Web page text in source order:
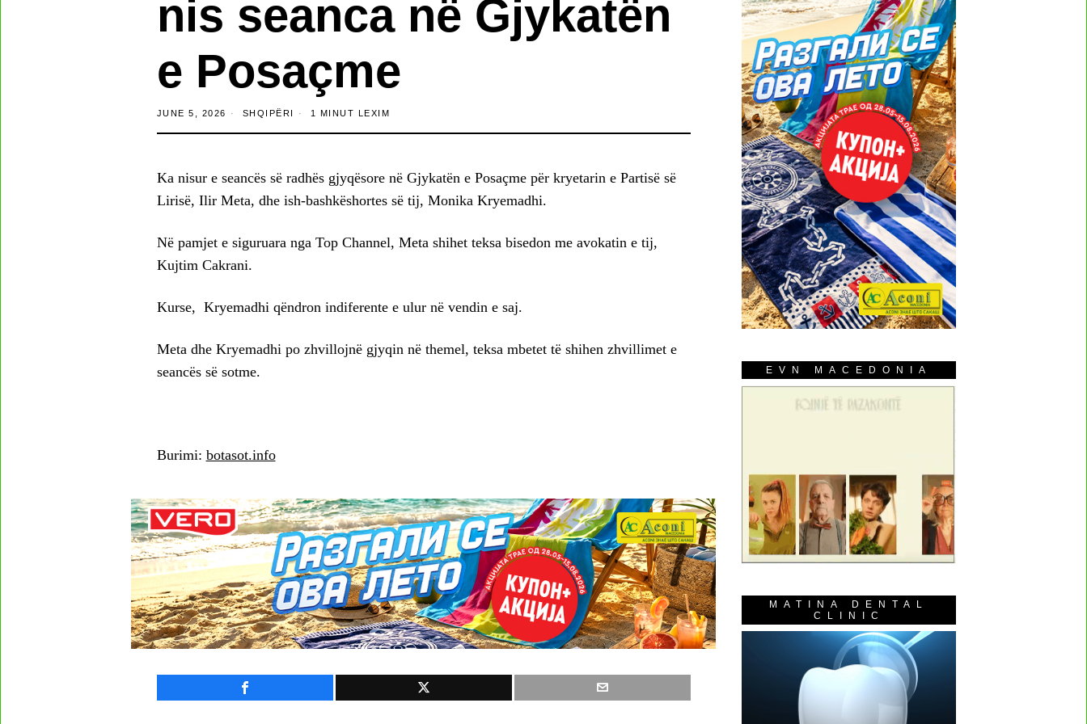
nis seanca në Gjykatën
e Posaçme
JUNE 5, 2026 SHQIPËRI 1 MINUT LEXIM
Ka nisur e seancës së radhës gjyqësore në Gjykatën e Posaçme për kryetarin e Partisë së
Lirisë, Ilir Meta, dhe ish-bashkëshortes së tij, Monika Kryemadhi.
Në pamjet e siguruara nga Top Channel, Meta shihet teksa bisedon me avokatin e tij,
Kujtim Cakrani.
Kurse, Kryemadhi qëndron indiferente e ulur në vendin e saj.
Meta dhe Kryemadhi po zhvillojnë gjyqin në themel, teksa mbetet të shihen zhvillimet e
seancës së sotme.
Burimi: botasot.info
EVN MACEDONIA
MATINA DENTAL
CLINIC